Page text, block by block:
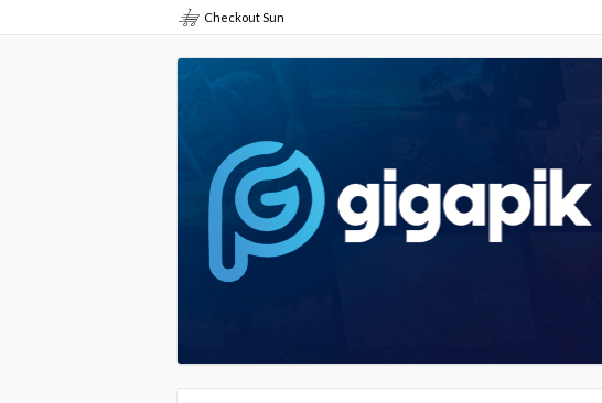
Checkout Sun